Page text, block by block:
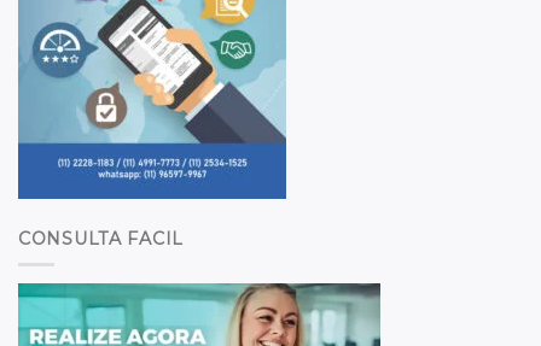
CONSULTA FACIL